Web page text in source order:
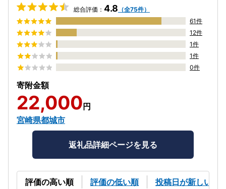
総合評価： 4.8 （全75件）
61件
12件
1件
1件
0件
寄附金額
22,000 円
宮崎県都城市
返礼品詳細ページを見る
評価の高い順 評価の低い順 投稿日が新しい順